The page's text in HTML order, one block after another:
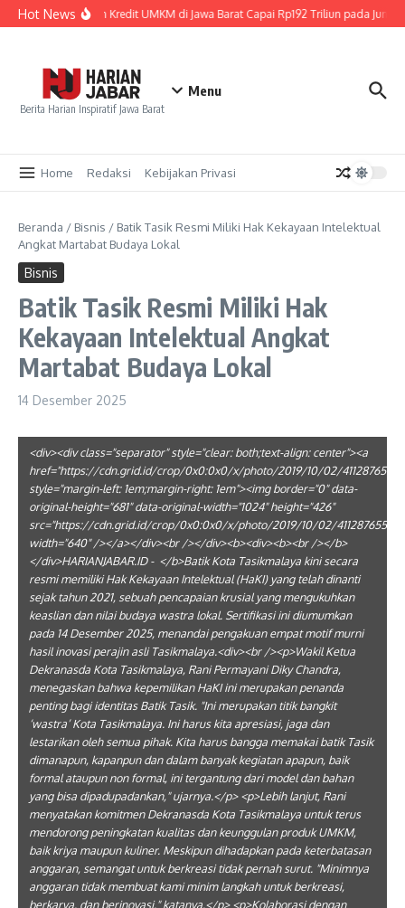
Lewati ke konten
Hot NewsPenyaluran Kredit UMKM di Jawa Barat Capai Rp192 Triliun pada Juni
Berita Harian Inspiratif Jawa Barat
Menu
Home Redaksi Kebijakan Privasi
Beranda / Bisnis / Batik Tasik Resmi Miliki Hak Kekayaan Intelektual
Angkat Martabat Budaya Lokal
Bisnis
Batik Tasik Resmi Miliki Hak
Kekayaan Intelektual Angkat
Martabat Budaya Lokal
14 Desember 2025
<div><div class="separator" style="clear: both;text-align: center"><a
href="https://cdn.grid.id/crop/0x0:0x0/x/photo/2019/10/02/
style="margin-left: 1em;margin-right: 1em"><img border="0" data-
original-height="681" data-original-width="1024" height="426"
src="https://cdn.grid.id/crop/0x0:0x0/x/photo/2019/10/02/
width="640" /></a></div><br /></div><b><div><b><br /></b>
</div>HARIANJABAR.ID - </b>Batik Kota Tasikmalaya kini secara
resmi memiliki Hak Kekayaan Intelektual (HaKI) yang telah dinanti
sejak tahun 2021, sebuah pencapaian krusial yang mengukuhkan
keaslian dan nilai budaya wastra lokal. Sertifikasi ini diumumkan
pada 14 Desember 2025, menandai pengakuan empat motif murni
hasil inovasi perajin asli Tasikmalaya.<div><br /><p>Wakil Ketua
Dekranasda Kota Tasikmalaya, Rani Permayani Diky Chandra,
menegaskan bahwa kepemilikan HaKI ini merupakan penanda
penting bagi identitas Batik Tasik. "Ini merupakan titik bangkit
‘wastra’ Kota Tasikmalaya. Ini harus kita apresiasi, jaga dan
lestarikan oleh semua pihak. Kita harus bangga memakai batik Tasik
dimanapun, kapanpun dan dalam banyak kegiatan apapun, baik
formal ataupun non formal, ini tergantung dari model dan bahan
yang bisa dipadupadankan," ujarnya.</p> <p>Lebih lanjut, Rani
menyatakan komitmen Dekranasda Kota Tasikmalaya untuk terus
mendorong peningkatan kualitas dan keunggulan produk UMKM,
baik kriya maupun kuliner. Meskipun dihadapkan pada keterbatasan
anggaran, semangat untuk berkreasi tidak pernah surut. "Minimnya
anggaran tidak membuat kami minim langkah untuk berkreasi,
berkarya, dan berinovasi," katanya.</p> <p>Kolaborasi dengan